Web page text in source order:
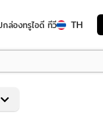
กล่องทรูไอดี ทีวี TH